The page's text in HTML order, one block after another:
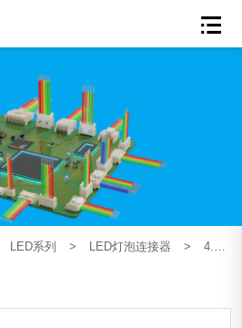
LED系列 > LED灯泡连接器 > 4.50mm间距